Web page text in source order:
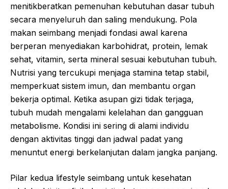
menitikberatkan pemenuhan kebutuhan dasar tubuh
secara menyeluruh dan saling mendukung. Pola
makan seimbang menjadi fondasi awal karena
berperan menyediakan karbohidrat, protein, lemak
sehat, vitamin, serta mineral sesuai kebutuhan tubuh.
Nutrisi yang tercukupi menjaga stamina tetap stabil,
memperkuat sistem imun, dan membantu organ
bekerja optimal. Ketika asupan gizi tidak terjaga,
tubuh mudah mengalami kelelahan dan gangguan
metabolisme. Kondisi ini sering di alami individu
dengan aktivitas tinggi dan jadwal padat yang
menuntut energi berkelanjutan dalam jangka panjang.
Pilar kedua lifestyle seimbang untuk kesehatan